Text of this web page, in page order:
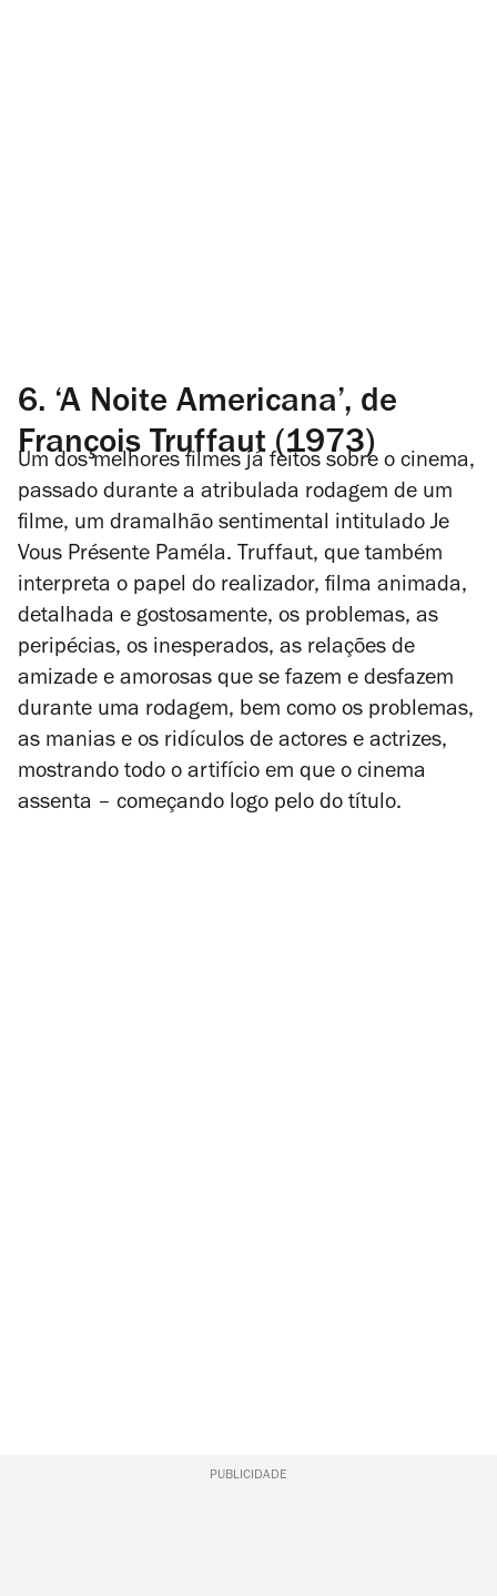
6. ‘A Noite Americana’, de
François Truffaut (1973)
Um dos melhores filmes já feitos sobre o cinema,
passado durante a atribulada rodagem de um
filme, um dramalhão sentimental intitulado Je
Vous Présente Paméla. Truffaut, que também
interpreta o papel do realizador, filma animada,
detalhada e gostosamente, os problemas, as
peripécias, os inesperados, as relações de
amizade e amorosas que se fazem e desfazem
durante uma rodagem, bem como os problemas,
as manias e os ridículos de actores e actrizes,
mostrando todo o artifício em que o cinema
assenta – começando logo pelo do título.
PUBLICIDADE